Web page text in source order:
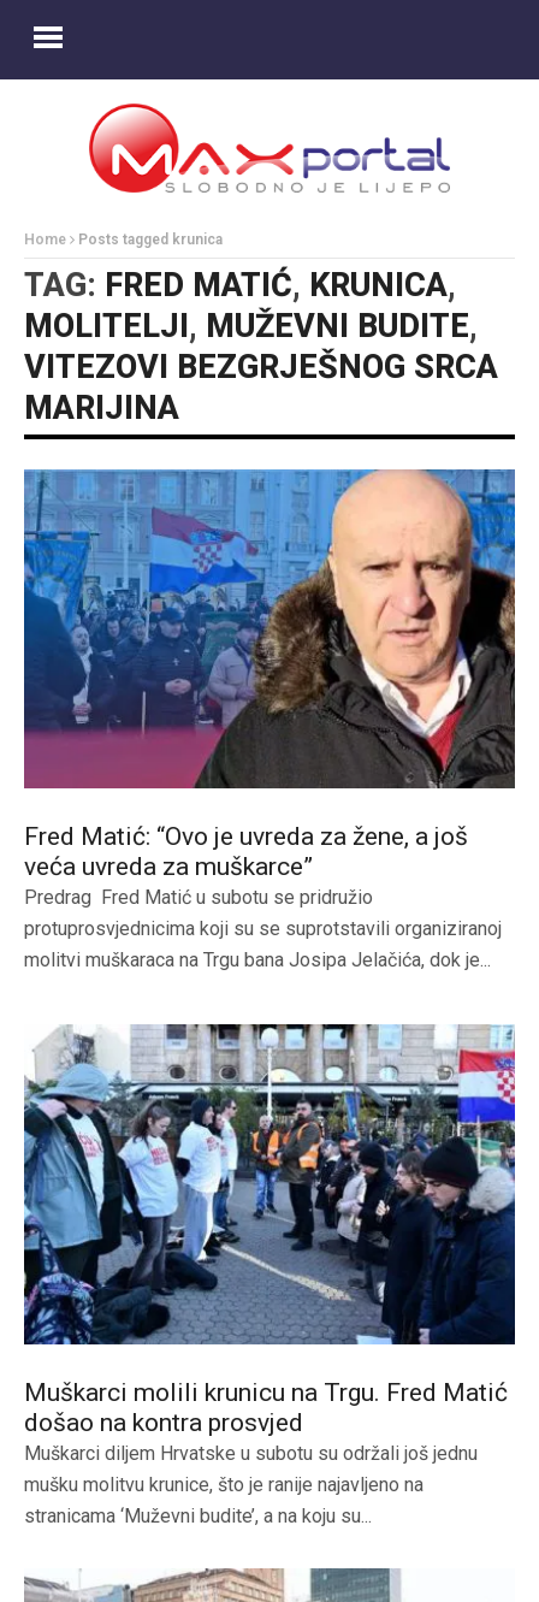
Home Posts tagged krunica
TAG: FRED MATIĆ, KRUNICA,
MOLITELJI , MUŽEVNI BUDITE,
VITEZOVI BEZGRJEŠNOG SRCA
MARIJINA
Fred Matić: “Ovo je uvreda za žene, a još
veća uvreda za muškarce”
Predrag Fred Matić u subotu se pridružio
protuprosvjednicima koji su se suprotstavili organiziranoj
molitvi muškaraca na Trgu bana Josipa Jelačića, dok je...
Muškarci molili krunicu na Trgu. Fred Matić
došao na kontra prosvjed
Muškarci diljem Hrvatske u subotu su održali još jednu
mušku molitvu krunice, što je ranije najavljeno na
stranicama ‘Muževni budite’, a na koju su...